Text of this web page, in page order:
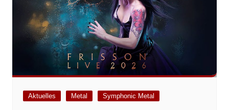
Aktuelles Metal Symphonic Metal